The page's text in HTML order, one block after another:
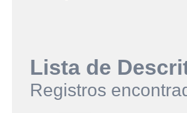
Lista de
Registros